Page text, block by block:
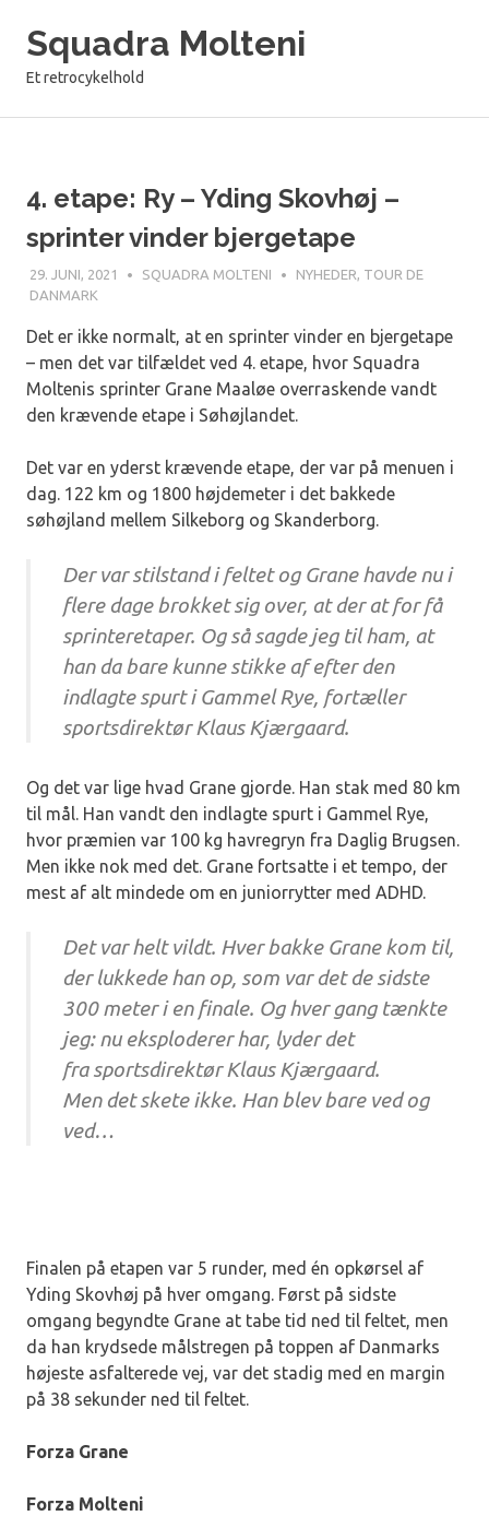
Squadra Molteni
Et retrocykelhold
4. etape: Ry – Yding Skovhøj –
sprinter vinder bjergetape
29. JUNI, 2021 SQUADRA MOLTENI NYHEDER, TOUR DE
DANMARK
Det er ikke normalt, at en sprinter vinder en bjergetape
– men det var tilfældet ved 4. etape, hvor Squadra
Moltenis sprinter Grane Maaløe overraskende vandt
den krævende etape i Søhøjlandet.
Det var en yderst krævende etape, der var på menuen i
dag. 122 km og 1800 højdemeter i det bakkede
søhøjland mellem Silkeborg og Skanderborg.
Der var stilstand i feltet og Grane havde nu i
flere dage brokket sig over, at der at for få
sprinteretaper. Og så sagde jeg til ham, at
han da bare kunne stikke af efter den
indlagte spurt i Gammel Rye, fortæller
sportsdirektør Klaus Kjærgaard.
Og det var lige hvad Grane gjorde. Han stak med 80 km
til mål. Han vandt den indlagte spurt i Gammel Rye,
hvor præmien var 100 kg havregryn fra Daglig Brugsen.
Men ikke nok med det. Grane fortsatte i et tempo, der
mest af alt mindede om en juniorrytter med ADHD.
Det var helt vildt. Hver bakke Grane kom til,
der lukkede han op, som var det de sidste
300 meter i en finale. Og hver gang tænkte
jeg: nu eksploderer har, lyder det
fra sportsdirektør Klaus Kjærgaard.
Men det skete ikke. Han blev bare ved og
ved…
Finalen på etapen var 5 runder, med én opkørsel af
Yding Skovhøj på hver omgang. Først på sidste
omgang begyndte Grane at tabe tid ned til feltet, men
da han krydsede målstregen på toppen af Danmarks
højeste asfalterede vej, var det stadig med en margin
på 38 sekunder ned til feltet.
Forza Grane
Forza Molteni